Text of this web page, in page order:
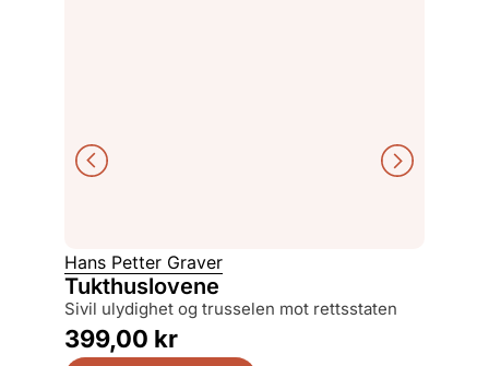
Hans Petter Graver
Tukthuslovene
sivil ulydighet og trusselen mot rettsstaten
399,00 kr